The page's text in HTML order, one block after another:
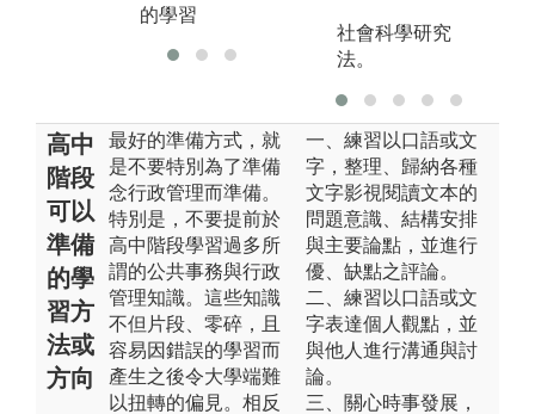
的學習
社會科學研究
法。
高中
階段
可以
準備
的學
習方
法或
方向
最好的準備方式，就
是不要特別為了準備
念行政管理而準備。
特別是，不要提前於
高中階段學習過多所
謂的公共事務與行政
管理知識。這些知識
不但片段、零碎，且
容易因錯誤的學習而
產生之後令大學端難
以扭轉的偏見。相反
一、練習以口語或文
字，整理、歸納各種
文字影視閱讀文本的
問題意識、結構安排
與主要論點，並進行
優、缺點之評論。
二、練習以口語或文
字表達個人觀點，並
與他人進行溝通與討
論。
三、關心時事發展，